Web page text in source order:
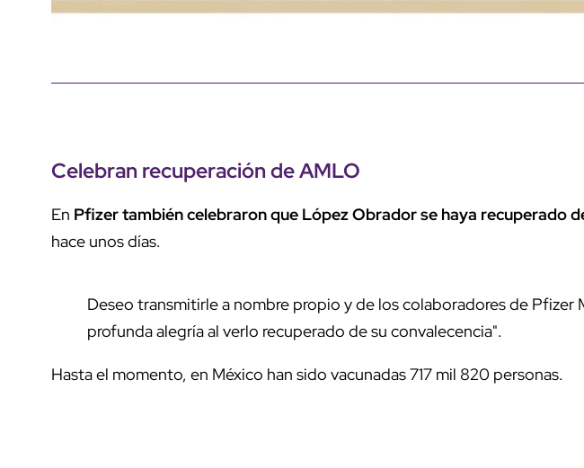
Celebran recuperación de AMLO
En Pfizer también celebraron que López Obrador se haya recuperado
hace unos días.
Deseo transmitirle a nombre propio y de los colaboradores de Pfizer
profunda alegría al verlo recuperado de su convalecencia".
Hasta el momento, en México han sido vacunadas 717 mil 820 personas.